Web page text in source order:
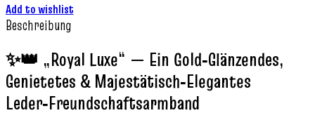
Add to wishlist
Beschreibung
✨👑 „Royal Luxe“ — Ein Gold‑Glänzendes,
Genietetes & Majestätisch‑Elegantes
Leder‑Freundschaftsarmband